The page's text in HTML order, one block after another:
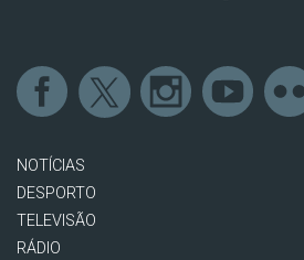
NOTÍCIAS
DESPORTO
TELEVISÃO
RÁDIO